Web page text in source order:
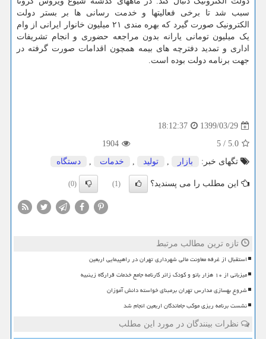
سبب شد تا برخی فعالیتها و خدمت رسانی ها بر بستر دولت
الکترونیک صورت گیرد که بهره مندی ۲۱ میلیون خانوار ایرانی از وام
یک میلیون تومانی یارانه بدون مراجعه حضوری و انجام تشریفات
اداری و تمدید دفترچه های بیمه همچون اقدامات صورت گرفته در
جهت برنامه دولت بوده است.
1399/03/29
18:12:37
5.0
/
5
1904
تگهای خبر:
بازار , تولید , خدمات , دستگاه
این مطلب را می پسندید؟ (1)
(0)
تازه ترین مطالب مرتبط
استقبال از غرفه معاونت مالی شهرداری تهران در راهپیمایی اربعین
میزبانی از ۱۰ هزار بانو و کودک زائر کارنامه جامع خدمات قرارگاه زینبیه
شروع بهسازی مدارس تهران برمبنای خواسته دانش آموزان
نشست برنامه ریزی موکب جاماندگان اربعین انجام شد
نظرات بینندگان در مورد این مطلب